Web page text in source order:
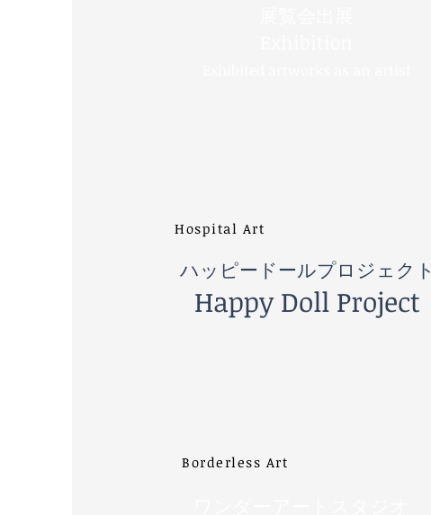
Hospital Art
ハッピードールプロジェクト
​Happy Doll Project
Borderless Art